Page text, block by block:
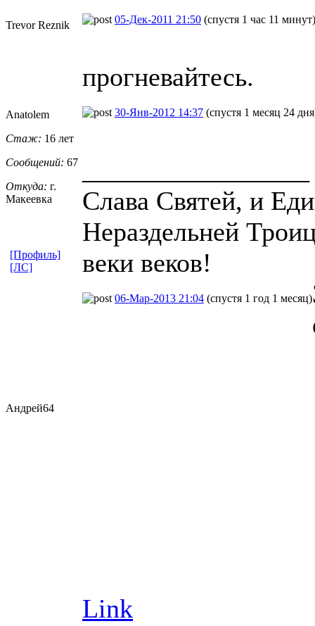
Trevor Reznik 05-Дек-2011 21:50 (спустя 1 час 11 минут)
прогневайтесь.
Anatolem
Стаж: 16 лет
Сообщений: 67
Откуда: г.
Макеевка
30-Янв-2012 14:37 (спустя 1 месяц 24
Слава Святей, и
Нераздельней
веки веков!
[Профиль]
[ЛС]
Андрей64
06-Мар-2013 21:04 (спустя 1 год 1 месяц)
Link